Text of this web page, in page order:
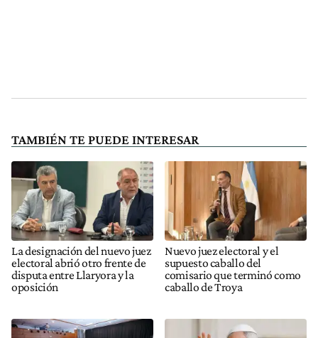
TAMBIÉN TE PUEDE INTERESAR
La designación del nuevo juez
electoral abrió otro frente de
disputa entre Llaryora y la
oposición
Nuevo juez electoral y el
supuesto caballo del
comisario que terminó como
caballo de Troya